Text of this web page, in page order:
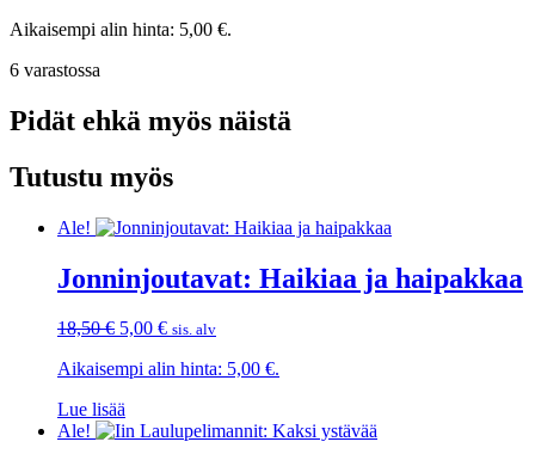
oli:
on:
Aikaisempi alin hinta: 5,00 €.
6 varastossa
Pidät ehkä myös näistä
Tutustu myös
Ale!
Jonninjoutavat: Haikiaa ja haipakkaa
18,50€ Alkuperäinen
oli:
5,00 €Nykyinen
on:
sis. alv
Aikaisempi alin hinta: 5,00 €.
Lue lisää
Ale!